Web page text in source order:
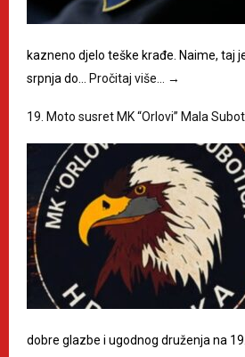
kazneno djelo teške krađe. Naime, taj
srpnja do…
Pročitaj više… →
19. Moto susret MK “Orlovi” Mala
dobre glazbe i ugodnog druženja na